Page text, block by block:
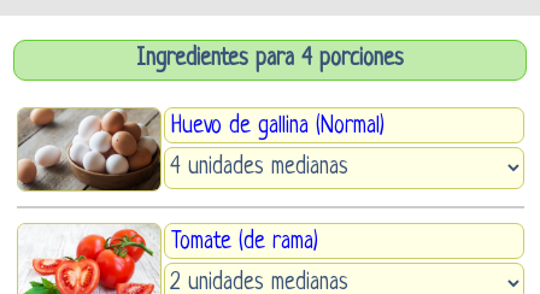
Ingredientes para 4 porciones
Huevo de gallina (Normal)
Tomate (de rama)